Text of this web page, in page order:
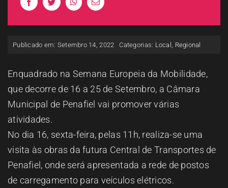
A RCP
CONTACTOS
OUVIR
Publicado em: Setembro 14, 2022 Categorias: Local Regional
Enquadrado na Semana Europeia da Mobilidade,
que decorre de 16 a 25 de Setembro, a Câmara
Municipal de Penafiel vai promover várias
atividades.
No dia 16, sexta-feira, pelas 11h, realiza-se uma
visita às obras da futura Central de Transportes de
Penafiel, onde será apresentada a rede de postos
de carregamento para veículos elétricos.